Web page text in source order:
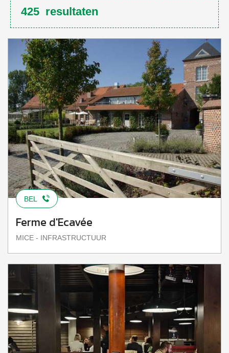
425 resultaten
BEL
Ferme d'Ecavée
MICE - INFRASTRUCTUUR